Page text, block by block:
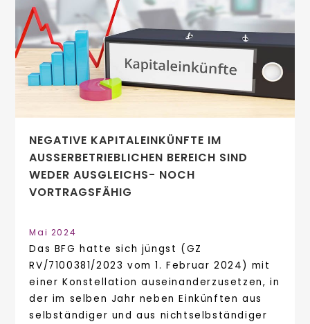
NEGATIVE KAPITALEINKÜNFTE IM
AUSSERBETRIEBLICHEN BEREICH SIND W
EDER AUSGLEICHS- NOCH V
ORTRAGSFÄHIG
Mai 2024
Das BFG hatte sich jüngst (GZ
RV/7100381/2023 vom 1. Februar 2024) mit
einer Konstellation auseinanderzusetzen, in
der im selben Jahr neben Einkünften aus
selbständiger und aus nichtselbständiger